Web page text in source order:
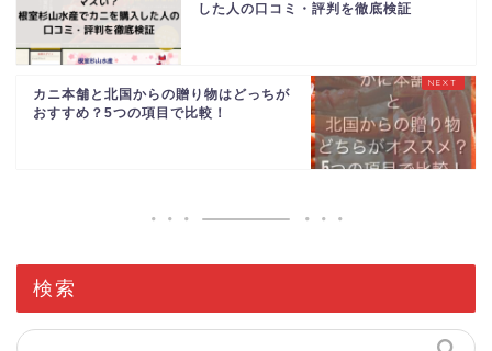
した人の口コミ・評判を徹底検証
カニ本舗と北国からの贈り物はどっちが
おすすめ？5つの項目で比較！
検索